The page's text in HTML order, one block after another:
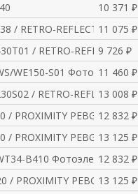
10 371 ₽
/ RETRO-REFLECTIVE11 075 ₽
/ RETRO-REFLECTI
9 726 ₽
WE150-S01 Фотоэлект
11 460 ₽
/ RETRO-REFLECTI13 008 ₽
/ PROXIMITY PEBGSPNP
12 832 ₽
/ PROXIMITY PEBGSPNP
13 125 ₽
B410 Фотоэлектрич
12 832 ₽
/ PROXIMITY PEBGSPNP
13 125 ₽